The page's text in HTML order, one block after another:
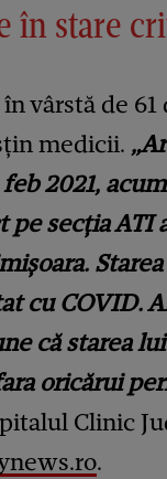
în stare
vârstă de 61
medicii.
feb 2021,
pe secția ATI
cu COVID.
că starea
oricărui
Clinic
.